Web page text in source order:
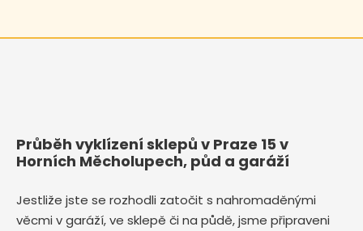
Průběh vyklízení sklepů v Praze 15 v
Horních Měcholupech, půd a garáží
Jestliže jste se rozhodli zatočit s nahromaděnými
věcmi v garáží, ve sklepě či na půdě, jsme připraveni